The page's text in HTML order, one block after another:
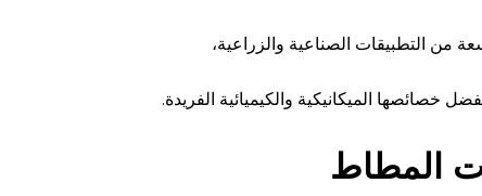
من التطبيقات الصناعية والزراعية،
خصائصها الميكانيكية والكيميائية الفريدة.
المطاط